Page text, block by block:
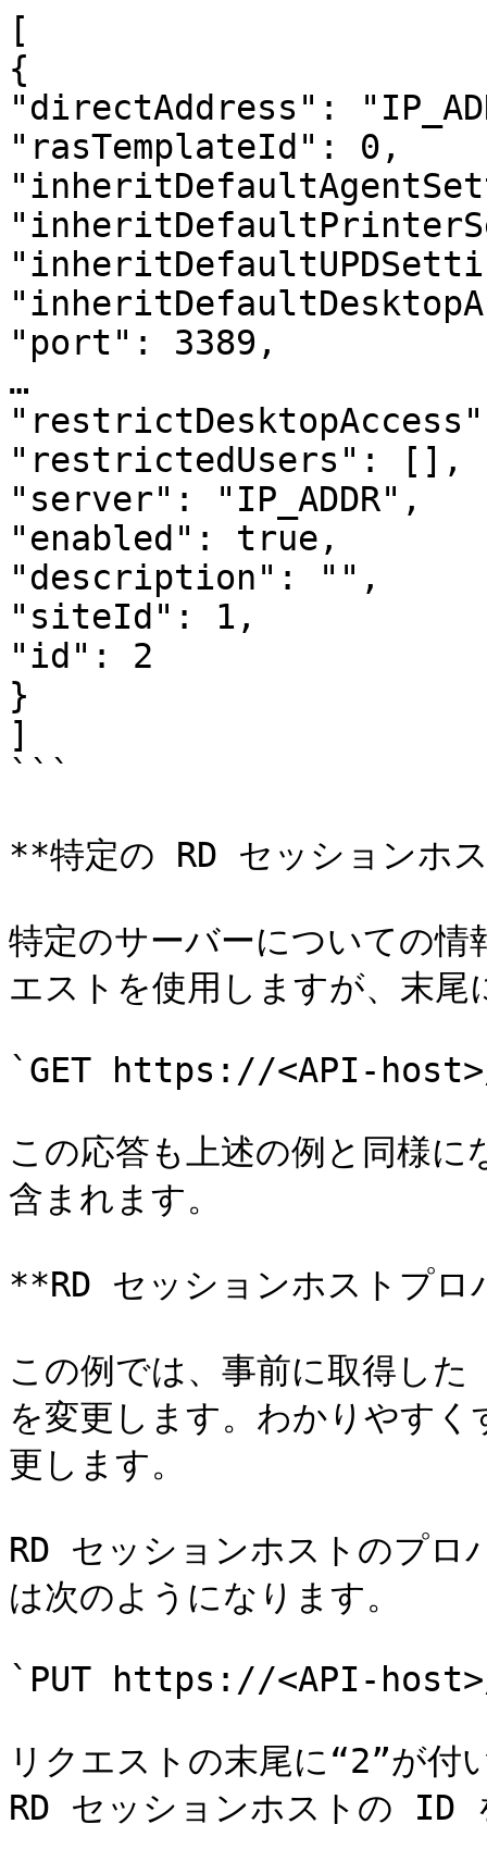
[
{
"directAddress":
"rasTemplateId": 0,
"port": 3389,
…
"restrictedUsers": [],
"server": "IP_ADDR",
"enabled": true,
"description": "",
"siteId": 1,
"id": 2
}
]
```
**特定の RD セッションホ
特定のサーバーについての
エストを使用しますが、末
`GET https://<API-
この応答も上述の例と同様
含まれます。
**RD セッションホストプ
この例では、事前に取得し
を変更します。わかりやす
更します。
RD セッションホストのプロ
は次のようになります。
`PUT https://<API-
リクエストの末尾に“2”が付
RD セッションホストの ID